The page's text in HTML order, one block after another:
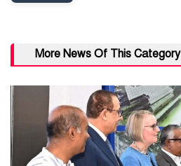
More News Of This Category